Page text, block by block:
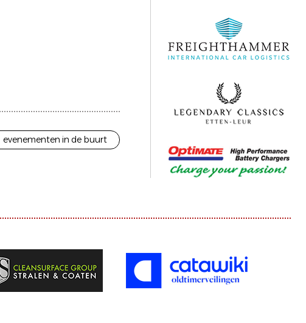
evenementen in de buurt